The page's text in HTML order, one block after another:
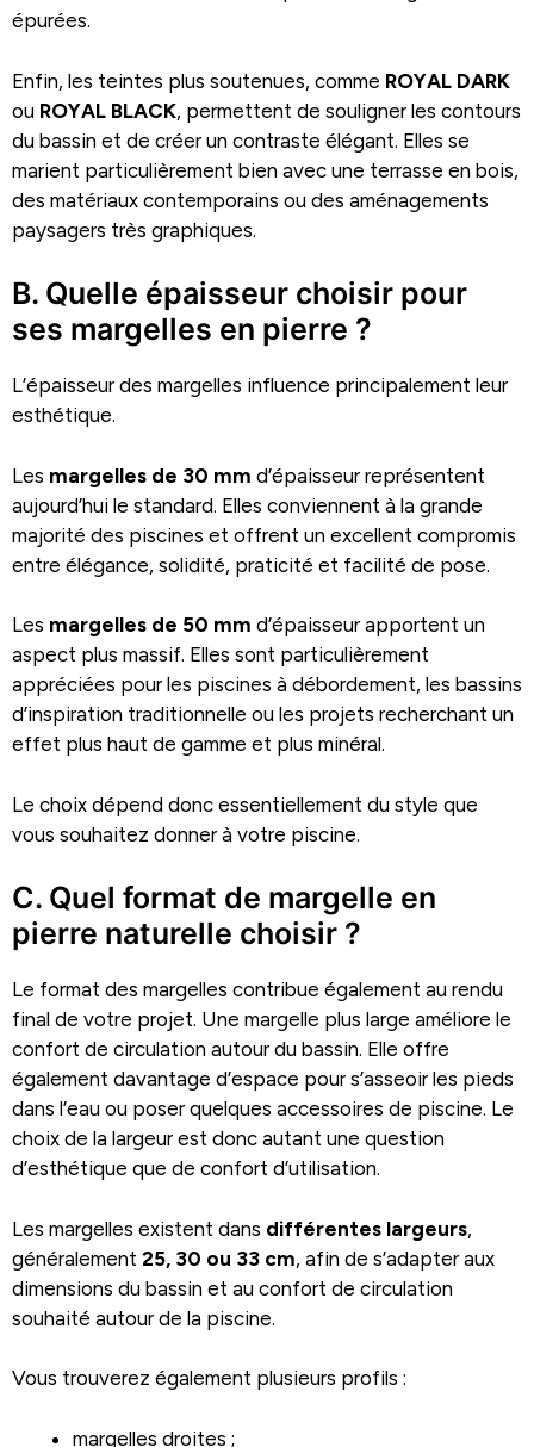
épurées.
Enfin, les teintes plus soutenues, comme ROYAL DARK
ou ROYAL BLACK, permettent de souligner les contours
du bassin et de créer un contraste élégant. Elles se
marient particulièrement bien avec une terrasse en bois,
des matériaux contemporains ou des aménagements
paysagers très graphiques.
B. Quelle épaisseur choisir pour
ses margelles en pierre ?
L’épaisseur des margelles influence principalement leur
esthétique.
Les margelles de 30 mm d’épaisseur représentent
aujourd’hui le standard. Elles conviennent à la grande
majorité des piscines et offrent un excellent compromis
entre élégance, solidité, praticité et facilité de pose.
Les margelles de 50 mm d’épaisseur apportent un
aspect plus massif. Elles sont particulièrement
appréciées pour les piscines à débordement, les bassins
d’inspiration traditionnelle ou les projets recherchant un
effet plus haut de gamme et plus minéral.
Le choix dépend donc essentiellement du style que
vous souhaitez donner à votre piscine.
C. Quel format de margelle en
pierre naturelle choisir ?
Le format des margelles contribue également au rendu
final de votre projet. Une margelle plus large améliore le
confort de circulation autour du bassin. Elle offre
également davantage d’espace pour s’asseoir les pieds
dans l’eau ou poser quelques accessoires de piscine. Le
choix de la largeur est donc autant une question
d’esthétique que de confort d’utilisation.
Les margelles existent dans différentes largeurs,
généralement 25, 30 ou 33 cm, afin de s’adapter aux
dimensions du bassin et au confort de circulation
souhaité autour de la piscine.
Vous trouverez également plusieurs profils :
margelles droites ;